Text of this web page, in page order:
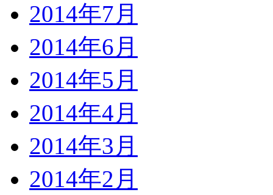
2014年7月
2014年6月
2014年5月
2014年4月
2014年3月
2014年2月